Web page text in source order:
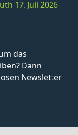
17. Juli 2026
das
Dann
Newsletter